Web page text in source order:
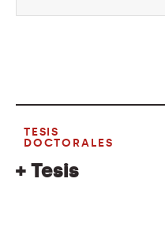
TESIS
DOCTORALES
+ Tesis